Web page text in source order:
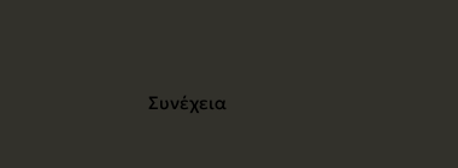
Συνέχεια